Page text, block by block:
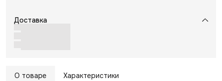
Доставка
О товаре Характеристики